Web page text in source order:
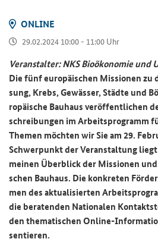
ON­LINE
29.02.2024 10:00 - 11:00 Uhr
Ver­an­stal­ter: NKS Bio­öko­no­mie und
Die fünf eu­ro­päi­schen Mis­sio­nen zu
sung, Krebs, Ge­wäs­ser, Städ­te und
ro­päi­sche Bau­haus ver­öf­fent­li­chen
schrei­bun­gen im Ar­beits­pro­gramm
The­men möch­ten wir Sie am 29.
Schwer­punkt der Ver­an­stal­tung
mei­nen Über­blick der Mis­sio­nen
schen Bau­haus. Die kon­kre­ten
men des ak­tua­li­sier­ten
die be­ra­ten­den Na­tio­na­len
den the­ma­ti­schen Online-​
sen­tie­ren.